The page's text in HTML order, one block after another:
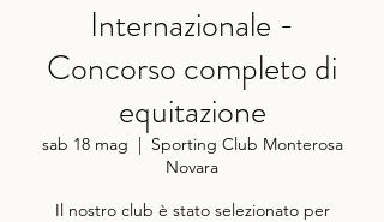
Internazionale -
Concorso completo di
equitazione
sab 18 mag
  |
Sporting Club Monterosa
Novara
Il nostro club è stato selezionato per